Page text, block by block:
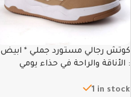
كوتش رجالي مستورد جملي * ابيض
: الأناقة والراحة في حذاء يومي
1 in stock